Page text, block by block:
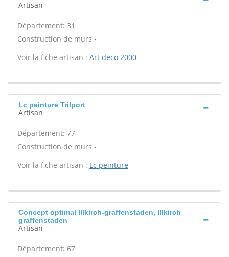
Artisan
Département: 31
Construction de murs -
Voir la fiche artisan : Art deco 2000
Lc peinture Trilport
Artisan
Département: 77
Construction de murs -
Voir la fiche artisan : Lc peinture
Concept optimal Illkirch-graffenstaden, Illkirch
graffenstaden
Artisan
Département: 67